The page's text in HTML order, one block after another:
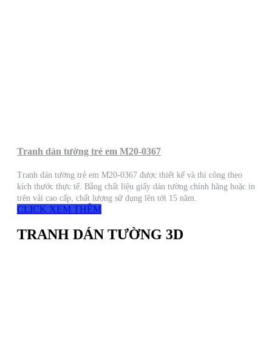
Tranh dán tường trẻ em M20-0367
Tranh dán tường trẻ em M20-0367 được thiết kế và thi công theo
kích thước thực tế. Bằng chất liệu giấy dán tường chính hãng hoặc in
trên vải cao cấp, chất lượng sử dụng lên tới 15 năm.
CLICK XEM THÊM
TRANH DÁN TƯỜNG 3D